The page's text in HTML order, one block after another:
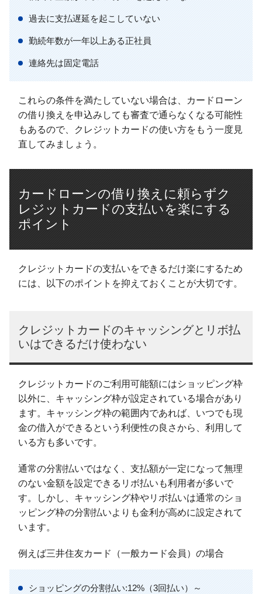
過去に支払遅延を起こしていない
勤続年数が一年以上ある正社員
連絡先は固定電話
これらの条件を満たしていない場合は、カードローン
の借り換えを申込みしても審査で通らなくなる可能性
もあるので、クレジットカードの使い方をもう一度見
直してみましょう。
カードローンの借り換えに頼らずク
レジットカードの支払いを楽にする
ポイント
クレジットカードの支払いをできるだけ楽にするため
には、以下のポイントを抑えておくことが大切です。
クレジットカードのキャッシングとリボ払
いはできるだけ使わない
クレジットカードのご利用可能額にはショッピング枠
以外に、キャッシング枠が設定されている場合があり
ます。キャッシング枠の範囲内であれば、いつでも現
金の借入ができるという利便性の良さから、利用して
いる方も多いです。
通常の分割払いではなく、支払額が一定になって無理
のない金額を設定できるリボ払いも利用者が多いで
す。しかし、キャッシング枠やリボ払いは通常のショ
ッピング枠の分割払いよりも金利が高めに設定されて
います。
例えば三井住友カード（一般カード会員）の場合
ショッピングの分割払い:12%（3回払い）～